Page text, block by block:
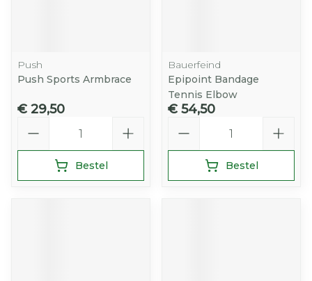
Push
Push Sports Armbrace
€ 29,50
Bestel
Bauerfeind
Epipoint Bandage
Tennis Elbow
€ 54,50
Bestel